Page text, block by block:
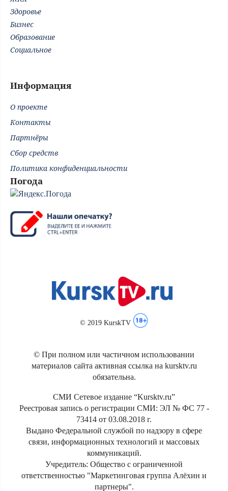
Здоровье
Бизнес
Образование
Социальное
Информация
О проекте
Контакты
Партнёры
Сбор средств
Политика конфиденциальности
Погода
© 2019 KurskTV
© При полном или частичном использовании
материалов сайта активная ссылка на kursktv.ru
обязательна.
СМИ Сетевое издание “Kursktv.ru”
Реестровая запись о регистрации СМИ: ЭЛ № ФС 77 -
73414 от 03.08.2018 г.
Выдано Федеральной службой по надзору в сфере
связи, информационных технологий и массовых
коммуникаций.
Учредитель: Общество с ограниченной
ответственностью "Маркетинговая группа Алёхин и
партнеры".